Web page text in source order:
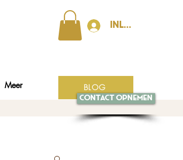
Meer
Inloggen
BLOG
Contact opnemen